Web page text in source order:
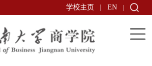
学校主页 EN